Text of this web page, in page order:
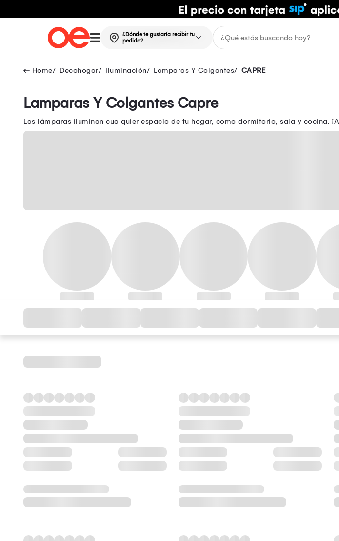
¿Dónde te gustaría recibir tu
pedido?
Decohogar Iluminación Lamparas Y Colgantes CAPRE
Lamparas Y Colgantes Capre
Las lámparas iluminan cualquier espacio de tu hogar, como dormitorio, sala y cocina.